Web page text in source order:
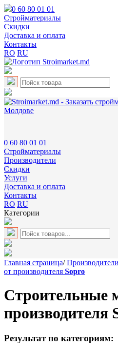
0 60 80 01 01
Cтройматериалы
Скидки
Доставка и оплата
Контакты
RO RU
0 60 80 01 01
Cтройматериалы
Производители
Скидки
Услуги
Доставка и оплата
Контакты
RO RU
Категории
Главная страница/Производители
от производителя Sopro
Строительные
производителя
Результат по категориям: